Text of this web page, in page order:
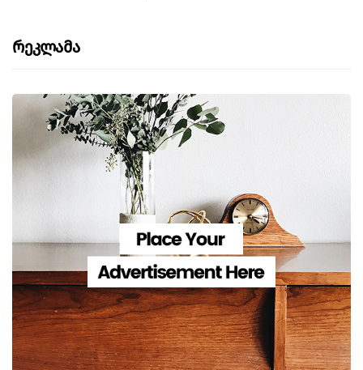
Რეკლამა